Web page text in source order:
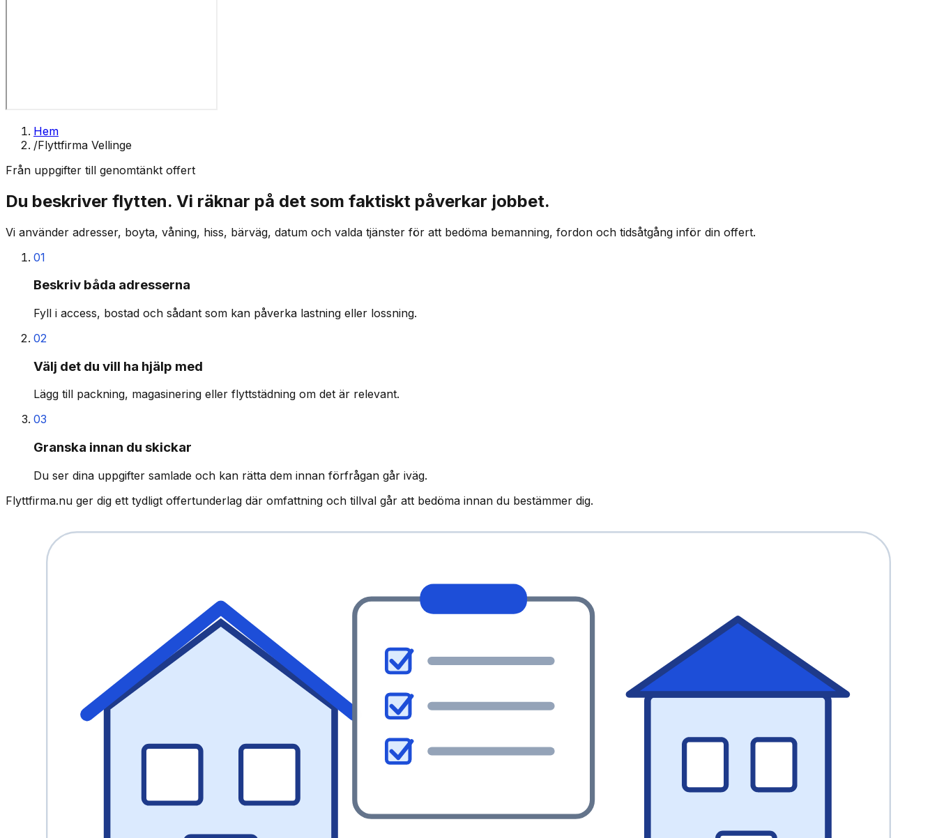
Hem
/Flyttfirma Vellinge
Från uppgifter till genomtänkt offert
Du beskriver flytten. Vi räknar på det som faktiskt påverkar jobbet.
Vi använder adresser, boyta, våning, hiss, bärväg, datum och valda tjänster för att bedöma bemanning, fordon och tidsåtgång inför din offert.
01
Beskriv båda adresserna
Fyll i access, bostad och sådant som kan påverka lastning eller lossning.
02
Välj det du vill ha hjälp med
Lägg till packning, magasinering eller flyttstädning om det är relevant.
03
Granska innan du skickar
Du ser dina uppgifter samlade och kan rätta dem innan förfrågan går iväg.
Flyttfirma.nu ger dig ett tydligt offertunderlag där omfattning och tillval går att bedöma innan du bestämmer dig.